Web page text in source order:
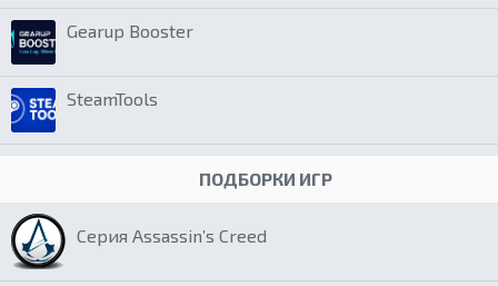
Gearup Booster
SteamTools
ПОДБОРКИ ИГР
Серия Assassin’s Creed